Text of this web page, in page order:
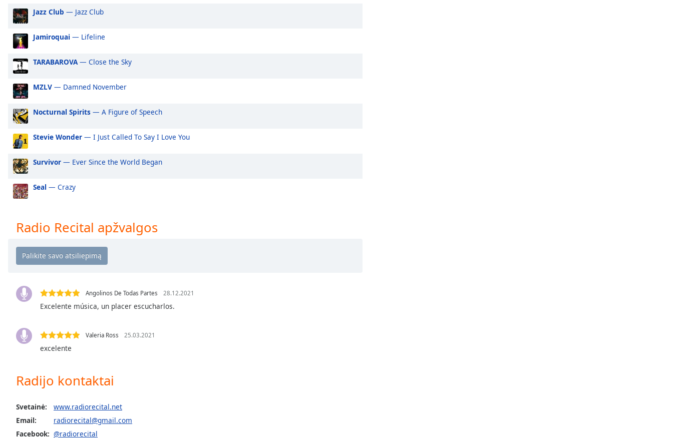
dialog
subtitles
off
selected
Audio
Track
Picture-
Picture
Fullscreen
This
modal
window.
Beginning
dialog
window.
cancel
close
Color
Background
Color
Jazz Club — Jazz Club
Jamiroquai — Lifeline
TARABAROVA— Close the Sky
MZLV — Damned November
Nocturnal Spirits — A Figure of Speech
Stevie Wonder — I Just Called To Say I Love You
Survivor — Ever Since the World Began
Seal — Crazy
Radio Recital apžvalgos
Angolinos De Todas Partes 28.12.2021
Excelente música, un placer escucharlos.
Valeria Ross 25.03.2021
excelente
Radijo kontaktai
Svetainė:
www.radiorecital.net
Email:
radiorecital@gmail.com
Facebook: @radiorecital